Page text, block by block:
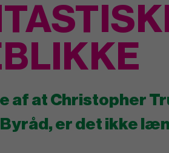
af at Christopher
er det ikke